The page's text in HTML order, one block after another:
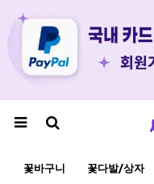
꽃바구니 꽃다발/상자